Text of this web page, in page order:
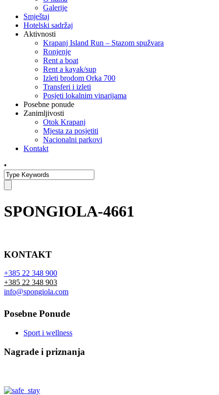
Galerije
Smještaj
Hotelski sadržaj
Aktivnosti
Krapanj Island Run – Stazom spužvara
Ronjenje
Rent a boat
Rent a kayak/sup
Izleti brodom Orka 700
Transferi i izleti
Posjeti lokalnim vinarijama
Posebne ponude
Zanimljivosti
Otok Krapanj
Mjesta za posjetiti
Nacionalni parkovi
Kontakt
•
SPONGIOLA-4661
KONTAKT
+385 22 348 900
+385 22 348 903
info@spongiola.com
Posebne Ponude
Sport i wellness
Nagrade i priznanja